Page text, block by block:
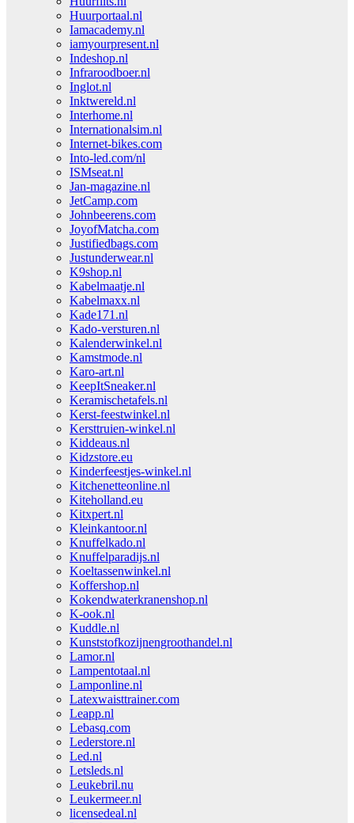
Huurportaal.nl
Iamacademy.nl
iamyourpresent.nl
Indeshop.nl
Infraroodboer.nl
Inglot.nl
Inktwereld.nl
Interhome.nl
Internationalsim.nl
Internet-bikes.com
Into-led.com/nl
ISMseat.nl
Jan-magazine.nl
JetCamp.com
Johnbeerens.com
JoyofMatcha.com
Justifiedbags.com
Justunderwear.nl
K9shop.nl
Kabelmaatje.nl
Kabelmaxx.nl
Kade171.nl
Kado-versturen.nl
Kalenderwinkel.nl
Kamstmode.nl
Karo-art.nl
KeepItSneaker.nl
Keramischetafels.nl
Kerst-feestwinkel.nl
Kersttruien-winkel.nl
Kiddeaus.nl
Kidzstore.eu
Kinderfeestjes-winkel.nl
Kitchenetteonline.nl
Kiteholland.eu
Kitxpert.nl
Kleinkantoor.nl
Knuffelkado.nl
Knuffelparadijs.nl
Koeltassenwinkel.nl
Koffershop.nl
Kokendwaterkranenshop.nl
K-ook.nl
Kuddle.nl
Kunststofkozijnengroothandel.nl
Lamor.nl
Lampentotaal.nl
Lamponline.nl
Latexwaisttrainer.com
Leapp.nl
Lebasq.com
Lederstore.nl
Led.nl
Letsleds.nl
Leukebril.nu
Leukermeer.nl
licensedeal.nl